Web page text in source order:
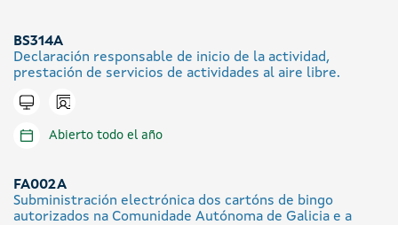
BS314A
Declaración responsable de inicio de la actividad,
prestación de servicios de actividades al aire libre.
Tramitar en línea
Icono presencial
Abierto todo el año
FA002A
Subministración electrónica dos cartóns de bingo
autorizados na Comunidade Autónoma de Galicia e a